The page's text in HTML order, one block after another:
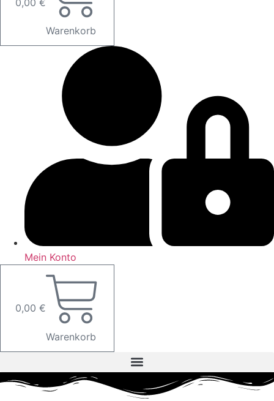
Warenkorb
Mein Konto
0,00 €
Warenkorb